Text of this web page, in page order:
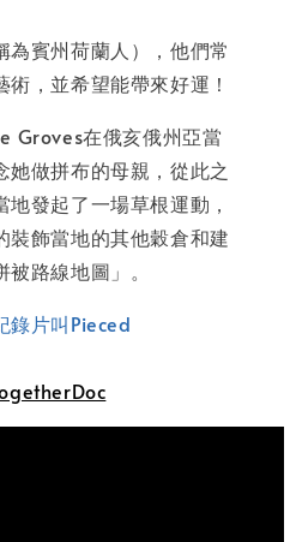
賓州荷蘭人），他們常
，並希望能帶來好運！
Groves在俄亥俄州亞當
做拼布的母親，從此之
發起了一場草根運動，
裝飾當地的其他穀倉和建
路線地圖」。
錄片叫Pieced